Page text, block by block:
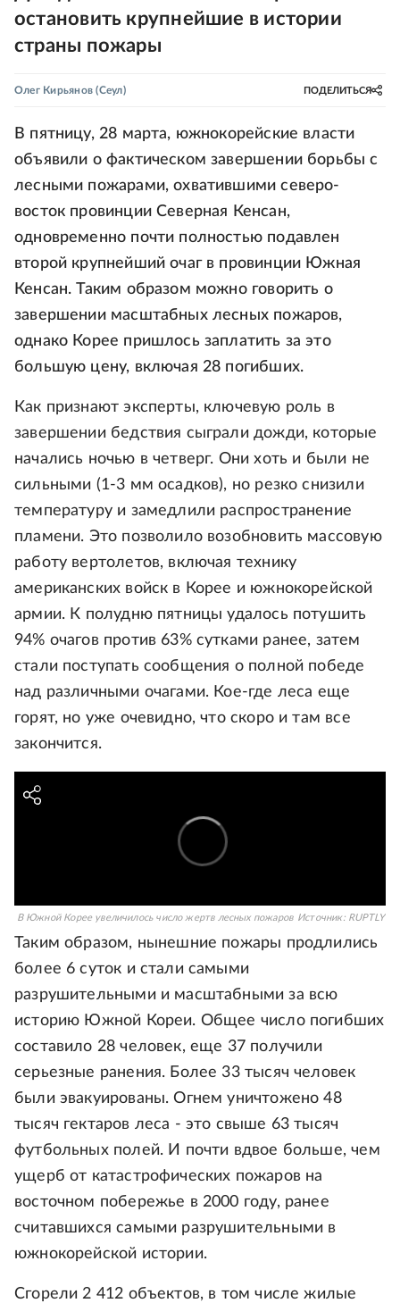
остановить крупнейшие в истории
страны пожары
Олег Кирьянов (Сеул) ПОДЕЛИТЬСЯ
В пятницу, 28 марта, южнокорейские власти
объявили о фактическом завершении борьбы с
лесными пожарами, охватившими северо-
восток провинции Северная Кенсан,
одновременно почти полностью подавлен
второй крупнейший очаг в провинции Южная
Кенсан. Таким образом можно говорить о
завершении масштабных лесных пожаров,
однако Корее пришлось заплатить за это
большую цену, включая 28 погибших.
Как признают эксперты, ключевую роль в
завершении бедствия сыграли дожди, которые
начались ночью в четверг. Они хоть и были не
сильными (1-3 мм осадков), но резко снизили
температуру и замедлили распространение
пламени. Это позволило возобновить массовую
работу вертолетов, включая технику
американских войск в Корее и южнокорейской
армии. К полудню пятницы удалось потушить
94% очагов против 63% сутками ранее, затем
стали поступать сообщения о полной победе
над различными очагами. Кое-где леса еще
горят, но уже очевидно, что скоро и там все
закончится.
В Южной Корее увеличилось число жертв лесных пожаров Источник: RUPTLY
Таким образом, нынешние пожары продлились
более 6 суток и стали самыми
разрушительными и масштабными за всю
историю Южной Кореи. Общее число погибших
составило 28 человек, еще 37 получили
серьезные ранения. Более 33 тысяч человек
были эвакуированы. Огнем уничтожено 48
тысяч гектаров леса - это свыше 63 тысяч
футбольных полей. И почти вдвое больше, чем
ущерб от катастрофических пожаров на
восточном побережье в 2000 году, ранее
считавшихся самыми разрушительными в
южнокорейской истории.
Сгорели 2 412 объектов, в том числе жилые